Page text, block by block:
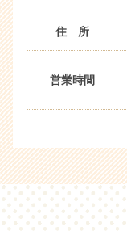
住 所
営業時間